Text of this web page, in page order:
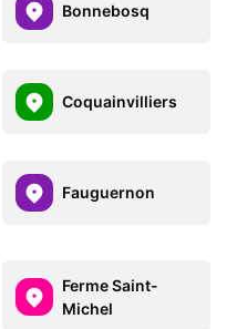
Bonnebosq
Coquainvilliers
Fauguernon
Ferme Saint-
Michel